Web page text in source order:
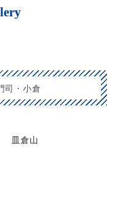
司・小倉
皿倉山